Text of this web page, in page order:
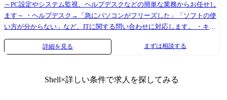
す。 自身も設計・実装に関与しながら、レビューや技術フォローを通じ
てチームの成果最大化を図ります。 【メンバー】 リーダーのもとで、業
務アプリケーションの設計・開発・テスト・保守運用を担当します。 お
客様との打ち合わせへの同席や、要件整理・仕様検討への参加を通じ
て、業務理解とシステム理解を段階的に高めていきます。 影響調査や工
ます。 ●案件例 ①製造メーカーB社のデータ基盤構築刷新プロジェクト
～PC設定やシステム監視、ヘルプデスクなどの簡単な業務からお任せし
ます～ ・ヘルプデスク→「急にパソコンがフリーズした」「ソフトの使
い方が分からない」など、ITに関する問い合わせに対応します。 ・キッ
ティング業務→PC・タブレットの初期設定、ネットワーク設定などを⾏
らくは先輩が横につきながらフォローします。 ゆくゆくは設計や構築、
詳細を見る まずは相談する
Shell×詳しい条件で求人を探してみる